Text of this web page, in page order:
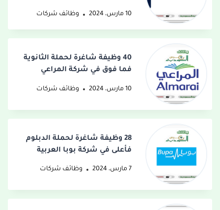
10 مارس، 2024 وظائف شركات
40 وظيفة شاغرة لحملة الثانوية
فما فوق في شركة المراعي
10 مارس، 2024 وظائف شركات
28 وظيفة شاغرة لحملة الدبلوم
فأعلى في شركة بوبا العربية
7 مارس، 2024 وظائف شركات